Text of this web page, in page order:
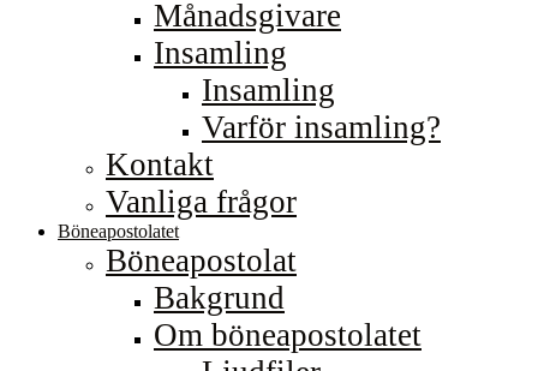
Månadsgivare
Insamling
Insamling
Varför insamling?
Kontakt
Vanliga frågor
Böneapostolatet
Böneapostolat
Bakgrund
Om böneapostolatet